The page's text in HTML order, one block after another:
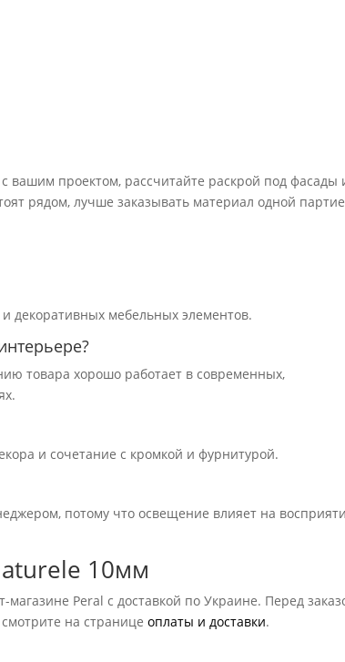
вашим проектом, рассчитайте раскрой под фасады
рядом, лучше заказывать материал одной
декоративных мебельных элементов.
товара хорошо работает в современных,
и сочетание с кромкой и фурнитурой.
потому что освещение влияет на
10мм
Peral с доставкой по Украине. Перед
на страницеоплаты и доставки.